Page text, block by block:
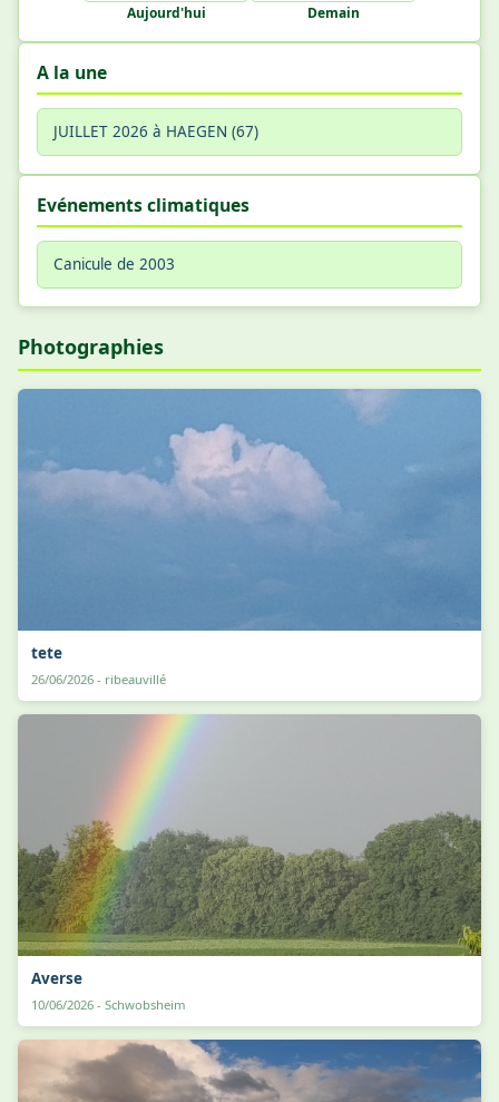
Aujourd'hui Demain
A la une
JUILLET 2026 à HAEGEN (67)
Evénements climatiques
Canicule de 2003
Photographies
tete
26/06/2026 - ribeauvillé
Averse
10/06/2026 - Schwobsheim